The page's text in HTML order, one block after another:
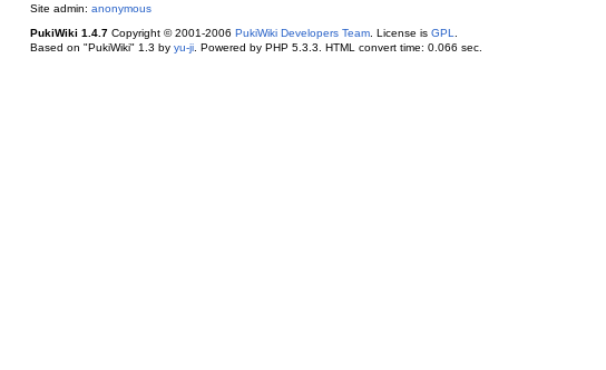
Site admin: anonymous
PukiWiki 1.4.7Copyright © 2001-2006 PukiWiki Developers Team. License is GPL
Based on "PukiWiki" 1.3 by yu-ji. Powered by PHP 5.3.3. HTML convert time: 0.066 sec.